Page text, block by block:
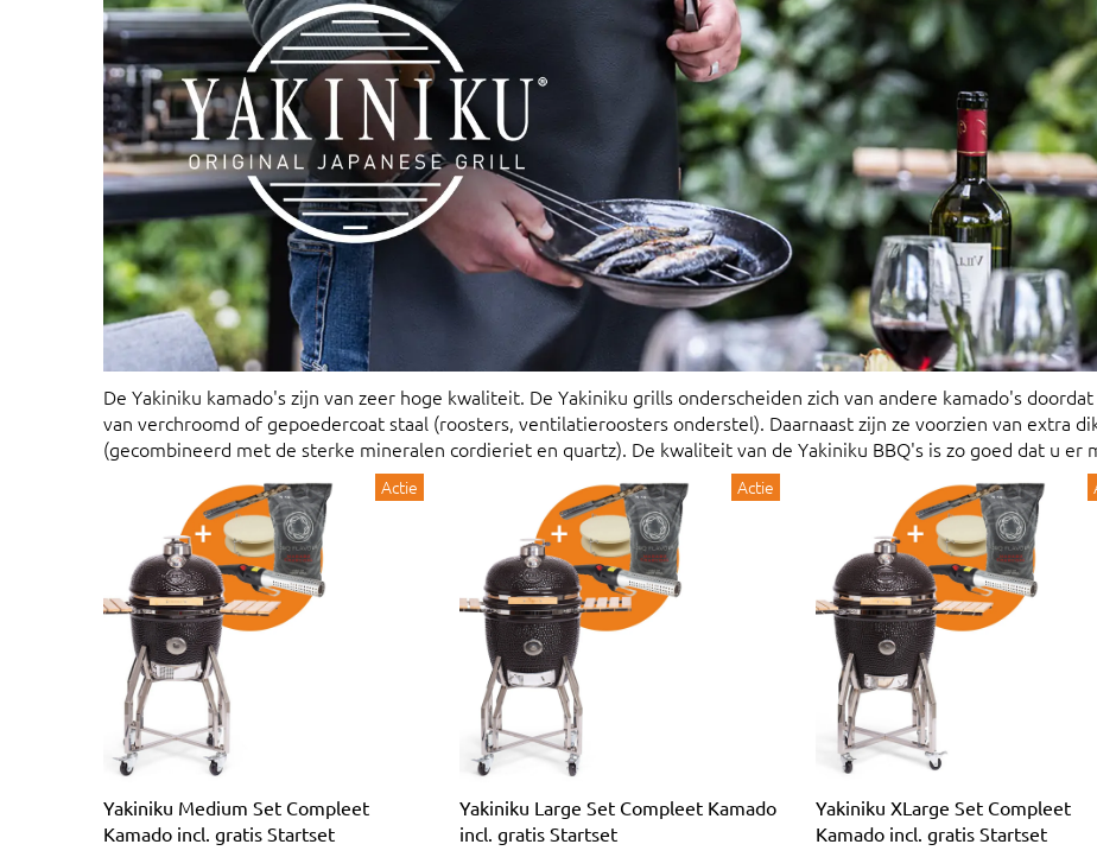
De Yakiniku kamado's zijn van zeer hoge kwaliteit. De Yakiniku grills onderscheiden zich van andere kamado's
van verchroomd of gepoedercoat staal (roosters, ventilatieroosters onderstel). Daarnaast zijn ze voorzien van extra
(gecombineerd met de sterke mineralen cordieriet en quartz). De kwaliteit van de Yakiniku BBQ's is zo goed dat u er
Actie
Yakiniku Medium Set Compleet
Kamado incl. gratis Startset
Actie
Yakiniku Large Set Compleet Kamado
incl. gratis Startset
Yakiniku XLarge Set Compleet
Kamado incl. gratis Startset